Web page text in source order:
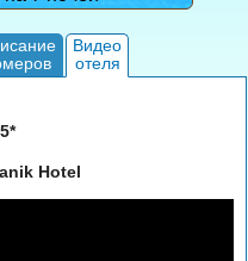
Видео
отеля
Hotel